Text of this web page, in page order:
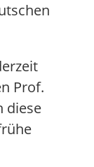
Prof.
diese